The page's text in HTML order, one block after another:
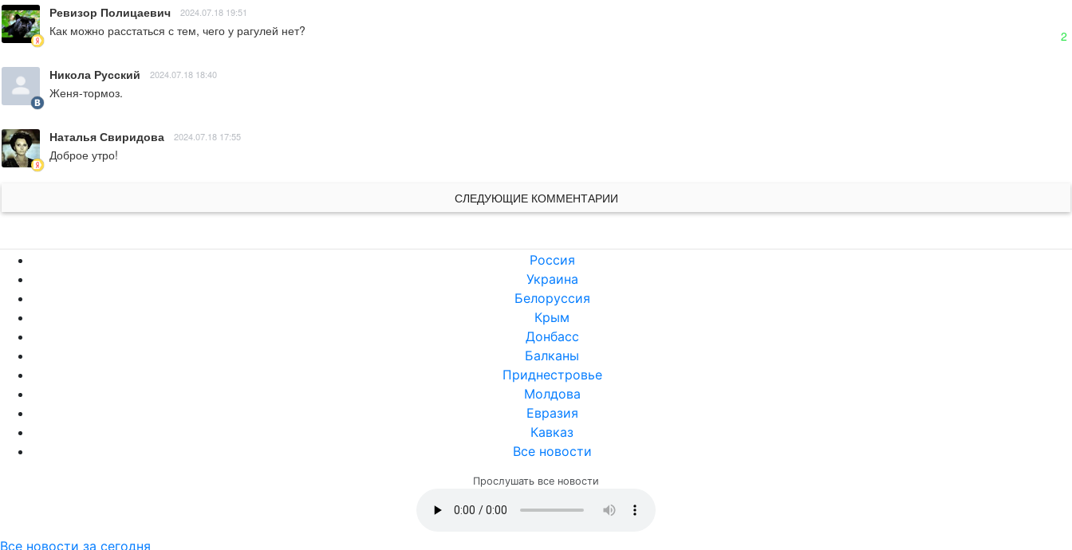
Ревизор Полицаевич 2024.07.18 19:51
Как можно расстаться с тем, чего у рагулей нет? 2
Никола Русский 2024.07.18 18:40
Женя-тормоз.
Наталья Свиридова 2024.07.18 17:55
Доброе утро!
СЛЕДУЮЩИЕ КОММЕНТАРИИ
Россия
Украина
Белоруссия
Крым
Донбасс
Балканы
Приднестровье
Молдова
Евразия
Кавказ
Все новости
Прослушать все новости
Все новости за сегодня